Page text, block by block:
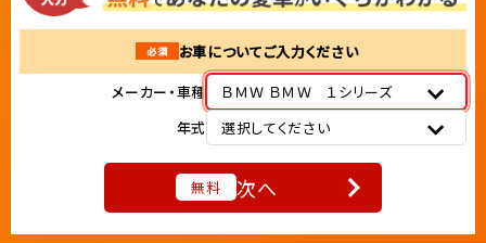
必須
お車についてご入力ください
メーカー・車種
ＢＭＷ ＢＭＷ １シリーズ
年式
選択してください
無料 次へ